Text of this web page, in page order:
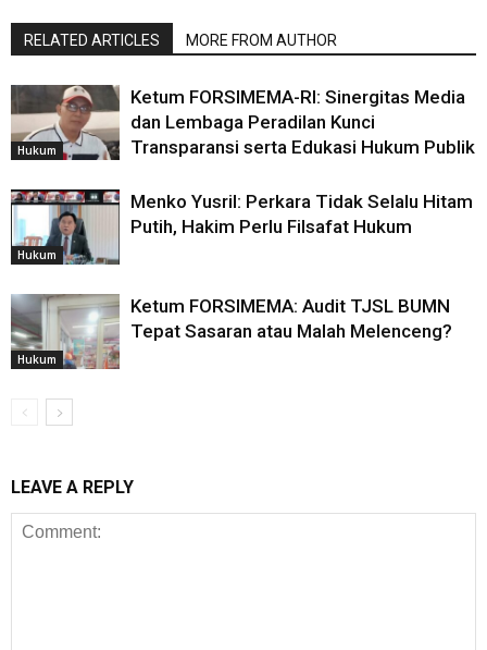
RELATED ARTICLES MORE FROM AUTHOR
Hukum
Ketum FORSIMEMA-RI: Sinergitas Media
dan Lembaga Peradilan Kunci
Transparansi serta Edukasi Hukum Publik
Hukum
Menko Yusril: Perkara Tidak Selalu Hitam
Putih, Hakim Perlu Filsafat Hukum
Hukum
Ketum FORSIMEMA: Audit TJSL BUMN
Tepat Sasaran atau Malah Melenceng?
LEAVE A REPLY